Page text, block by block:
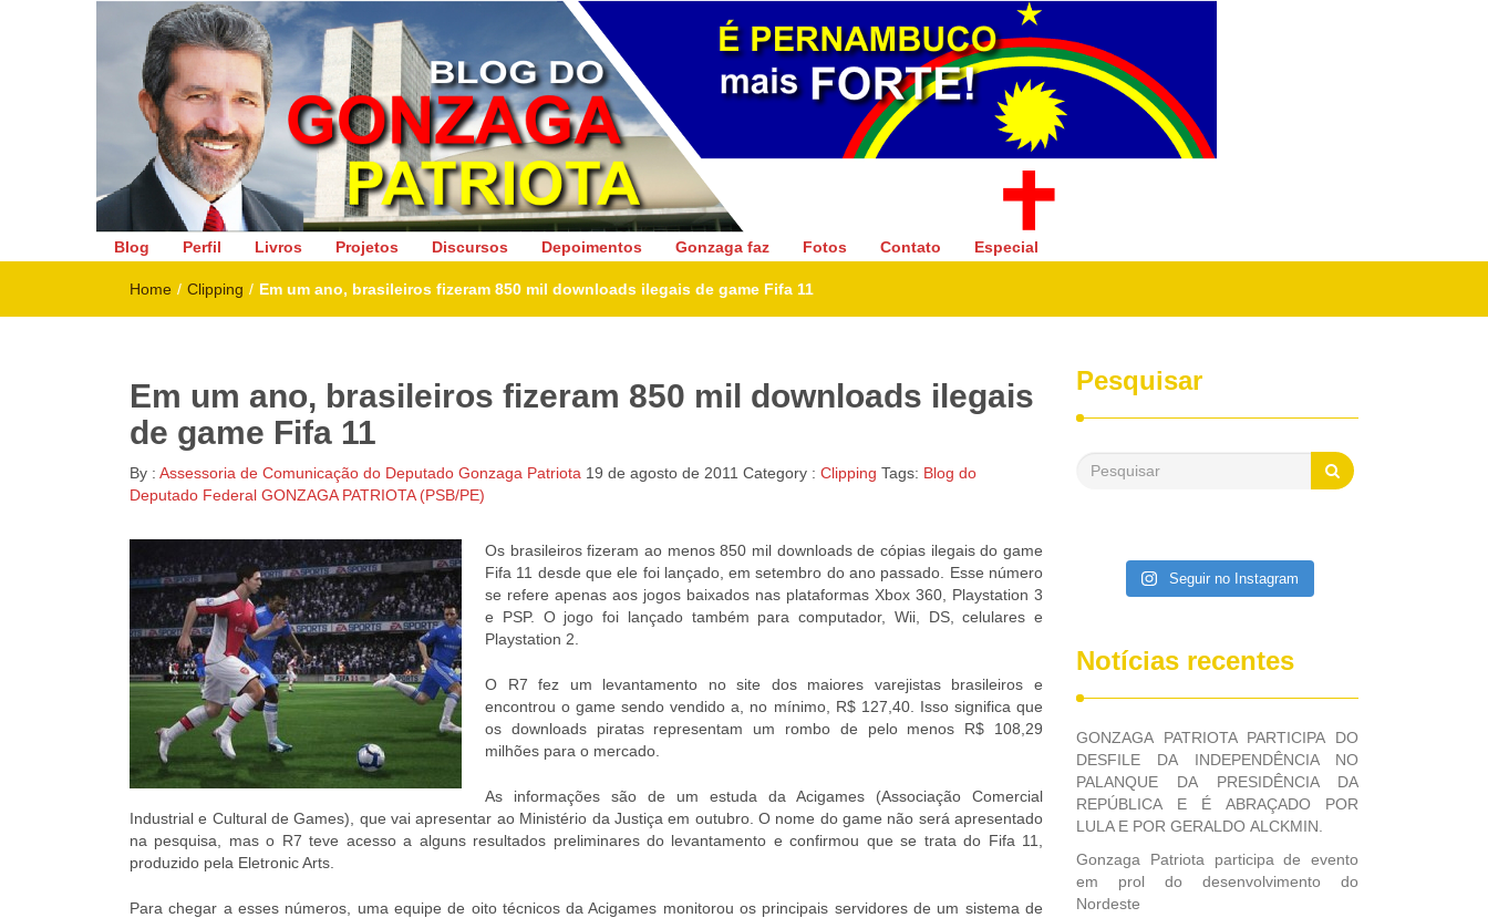
Gonzaga Patriota
Deputado Federal
Blog Perfil Livros Projetos Discursos Depoimentos Gonzaga faz Fotos Contato Especial
Home / Clipping / Em um ano, brasileiros fizeram 850 mil downloads ilegais de game Fifa 11
Em um ano, brasileiros fizeram 850 mil downloads ilegais
de game Fifa 11
By : Assessoria de Comunicação do Deputado Gonzaga Patriota 19 de agosto de 2011 Category : Clipping Tags: Blog do
Deputado Federal GONZAGA PATRIOTA (PSB/PE)
Os brasileiros fizeram ao menos 850 mil downloads de cópias ilegais do game
Fifa 11 desde que ele foi lançado, em setembro do ano passado. Esse número
se refere apenas aos jogos baixados nas plataformas Xbox 360, Playstation 3
e PSP. O jogo foi lançado também para computador, Wii, DS, celulares e
Playstation 2.
O R7 fez um levantamento no site dos maiores varejistas brasileiros e
encontrou o game sendo vendido a, no mínimo, R$ 127,40. Isso significa que
os downloads piratas representam um rombo de pelo menos R$ 108,29
milhões para o mercado.
As informações são de um estuda da Acigames (Associação Comercial
Industrial e Cultural de Games), que vai apresentar ao Ministério da Justiça em outubro. O nome do game não será apresentado
na pesquisa, mas o R7 teve acesso a alguns resultados preliminares do levantamento e confirmou que se trata do Fifa 11,
produzido pela Eletronic Arts.
Para chegar a esses números, uma equipe de oito técnicos da Acigames monitorou os principais servidores de um sistema de
Pesquisar
Seguir no Instagram
Notícias recentes
GONZAGA PATRIOTA PARTICIPA DO
DESFILE DA INDEPENDÊNCIA NO
PALANQUE DA PRESIDÊNCIA DA
REPÚBLICA E É ABRAÇADO POR
LULA E POR GERALDO ALCKMIN.
Gonzaga Patriota participa de evento
em prol do desenvolvimento do
Nordeste